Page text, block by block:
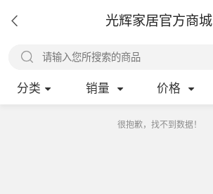
光辉家居官方商城
分类 销量 价格
很抱歉，找不到数据！